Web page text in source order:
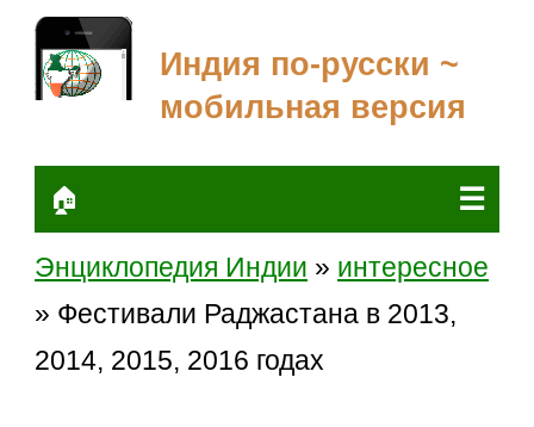
Индия по-русски ~
мобильная версия
🏠 ☰
Энциклопедия Индии » интересное
» Фестивали Раджастана в 2013,
2014, 2015, 2016 годах